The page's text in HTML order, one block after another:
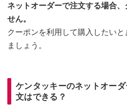
ネットオーダーで注文する場合
せん。
クーポンを利用して購入したい
ましょう。
ケンタッキーのネットオー
文はできる？